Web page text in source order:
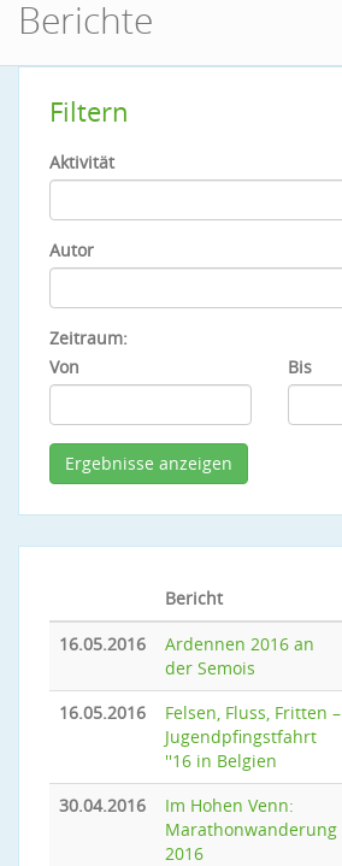
Berichte
Filtern
Aktivität
Autor
Zeitraum:
Von
Bis
Bericht
16.05.2016
Ardennen 2016 an
der Semois
16.05.2016
Felsen, Fluss, Fritten –
Jugendpfingstfahrt
''16 in Belgien
30.04.2016
Im Hohen Venn:
Marathonwanderung
2016